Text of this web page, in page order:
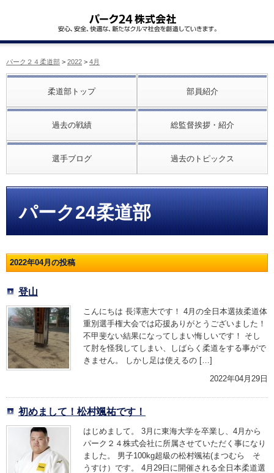
パーク２４柔道部 > 2022 > 4月
柔道部トップ 部員紹介
過去の戦績 総監督挨拶・紹介
選手ブログ 過去のトピックス
パーク24柔道部
2022年04月の投稿
登山
こんにちは 長澤憲大です！ 4月の全日本選抜柔道体
重別選手権大会では応援ありがとうございました！
不甲斐ない結果になってしまい悔しいです！ そし
て肘を怪我してしまい、しばらく柔道をする事がで
きません。 しかし足は使えるの […]
2022年04月29日
初めまして！松村颯祐です！
はじめまして。 3月に東海大学を卒業し、4月から
パーク２４株式会社に所属させていただく事になり
ました。 男子100kg超級の松村颯祐(まつむら そ
うすけ）です。 4月29日に開催される全日本柔道選